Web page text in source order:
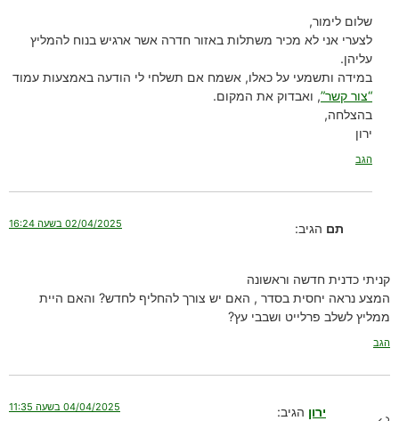
שלום לימור,
לצערי אני לא מכיר משתלות באזור חדרה אשר ארגיש בנוח להמליץ
עליהן.
במידה ותשמעי על כאלו, אשמח אם תשלחי לי הודעה באמצעות עמוד
“צור קשר”, ואבדוק את המקום.
בהצלחה,
ירון
הגב
תם הגיב: 02/04/2025 בשעה 16:24
קניתי כדנית חדשה וראשונה
המצע נראה יחסית בסדר , האם יש צורך להחליף לחדש? והאם היית
ממליץ לשלב פרלייט ושבבי עץ?
הגב
ירון הגיב: 04/04/2025 בשעה 11:35